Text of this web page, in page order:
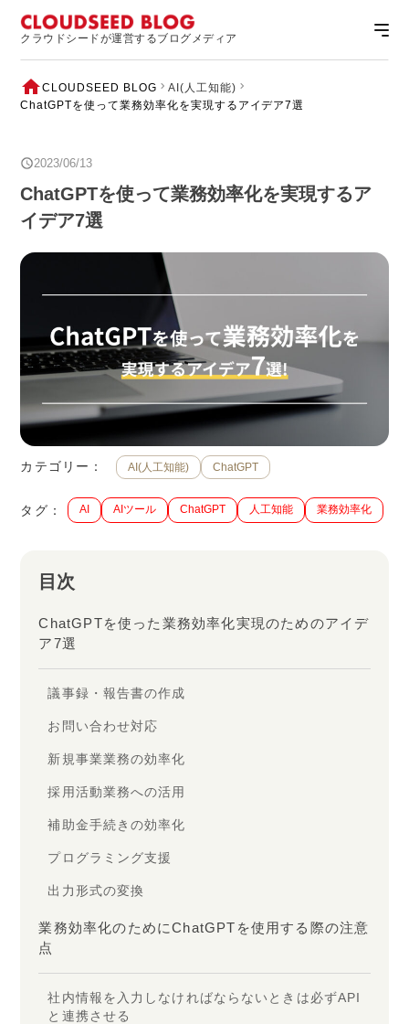
クラウドシードが運営するブログメディア
CLOUDSEED BLOG
AI(人工知能)
ChatGPTを使って業務効率化を実現するアイデア7選
2023/06/13
ChatGPTを使って業務効率化を実現するア
イデア7選
カテゴリー： AI(人工知能) ChatGPT
タグ： AI AIツール ChatGPT 人工知能 業務効率化
目次
ChatGPTを使った業務効率化実現のためのアイデ
ア7選
議事録・報告書の作成
お問い合わせ対応
新規事業業務の効率化
採用活動業務への活用
補助金手続きの効率化
プログラミング支援
出力形式の変換
業務効率化のためにChatGPTを使用する際の注意
点
社内情報を入力しなければならないときは必ずAPI
と連携させる